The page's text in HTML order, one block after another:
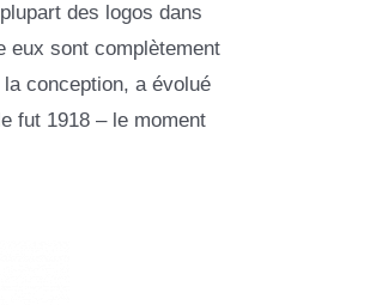
des logos dans
eux sont complètement
conception, a évolué
fut 1918 – le moment